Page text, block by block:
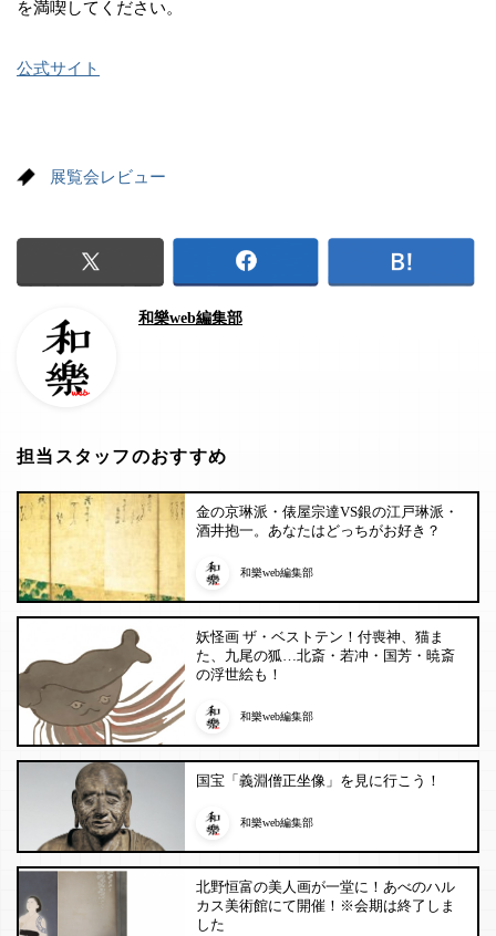
を満喫してください。
公式サイト
展覧会レビュー
和樂web編集部
担当スタッフのおすすめ
金の京琳派・俵屋宗達VS銀の江戸琳派・
酒井抱一。あなたはどっちがお好き？
和樂web編集部
妖怪画 ザ・ベストテン！付喪神、猫ま
た、九尾の狐…北斎・若冲・国芳・暁斎
の浮世絵も！
和樂web編集部
国宝「義淵僧正坐像」を見に行こう！
和樂web編集部
北野恒富の美人画が一堂に！あべのハル
カス美術館にて開催！※会期は終了しま
した